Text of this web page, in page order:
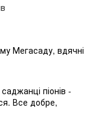
Мегасаду, вдячні
піонів -
Все добре,